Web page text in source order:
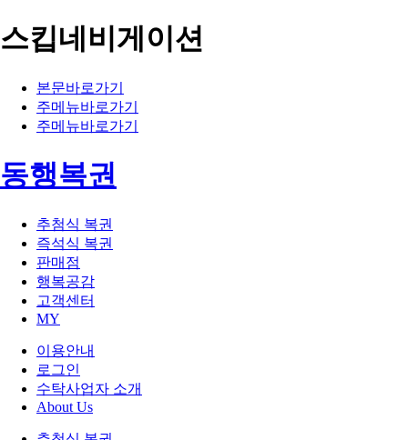
스킵네비게이션
본문바로가기
주메뉴바로가기
주메뉴바로가기
동행복권
추첨식 복권
즉석식 복권
판매점
행복공감
고객센터
MY
이용안내
로그인
수탁사업자 소개
About Us